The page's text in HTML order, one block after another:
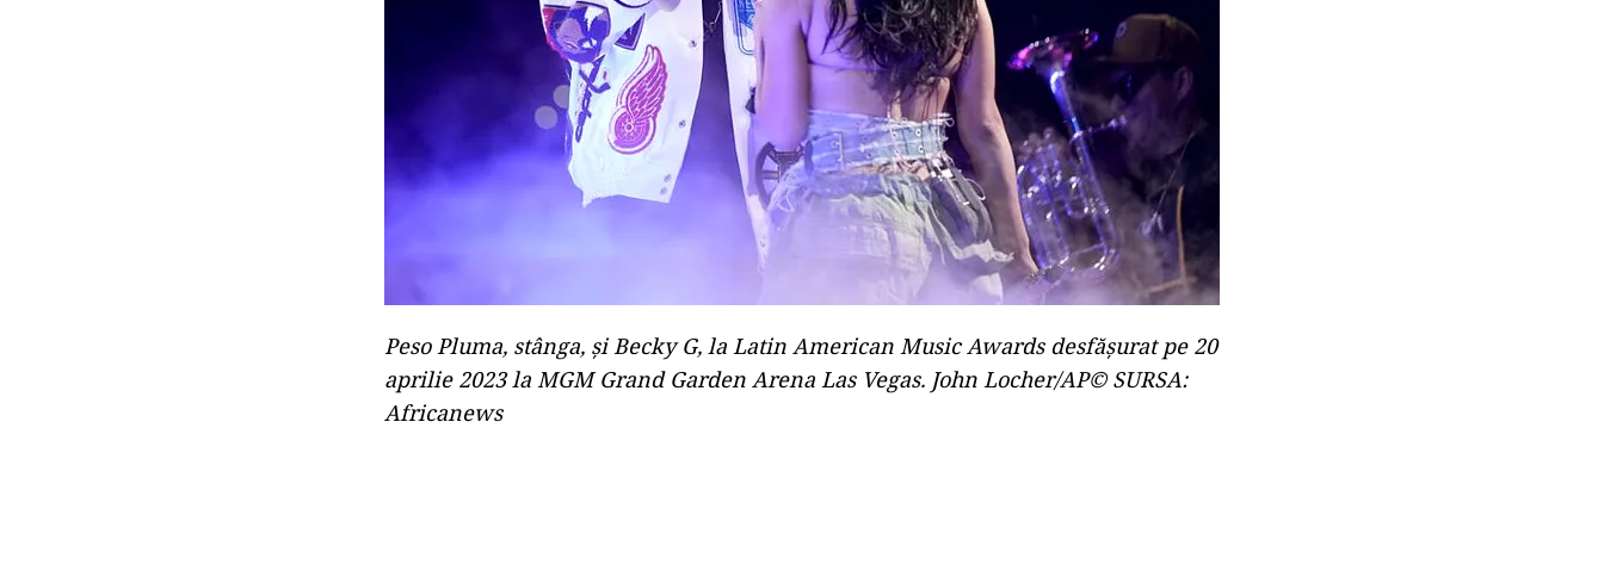
Peso Pluma, stânga, și Becky G, la Latin American Music Awards desfăşurat pe 20
aprilie 2023 la MGM Grand Garden Arena Las Vegas. John Locher/AP© SURSA:
Africanews